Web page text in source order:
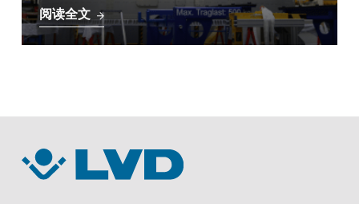
阅读全文